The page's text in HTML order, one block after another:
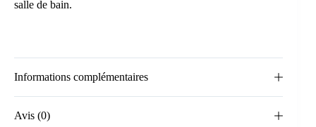
salle de bain.
Informations complémentaires
Avis (0)